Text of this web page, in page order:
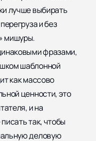
лучше выбирать
и без
мишуры.
фразами,
шаблонной
как массово
ценности, это
и на
так, чтобы
деловую